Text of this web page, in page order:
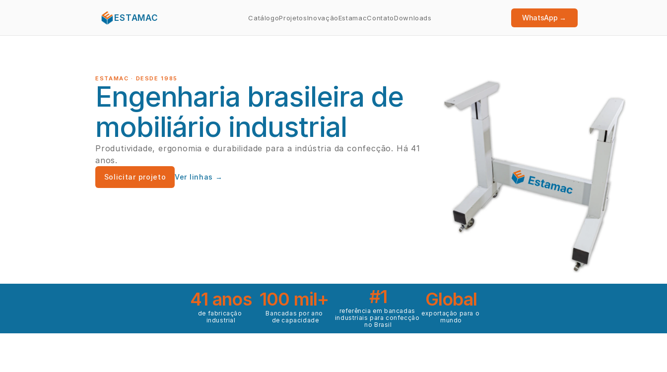
ESTAMAC CatálogoProjetosInovaçãoEstamacContatoDownloads WhatsApp →
ESTAMAC · DESDE 1985
Engenharia brasileira de
mobiliário industrial
Produtividade, ergonomia e durabilidade para a indústria da confecção. Há 41
anos.
Solicitar projeto Ver linhas →
41 anos
de fabricação
industrial
100 mil+
Bancadas por ano
de capacidade
#1
referência em bancadas
industriais para confecção
no Brasil
Global
exportação para o
mundo